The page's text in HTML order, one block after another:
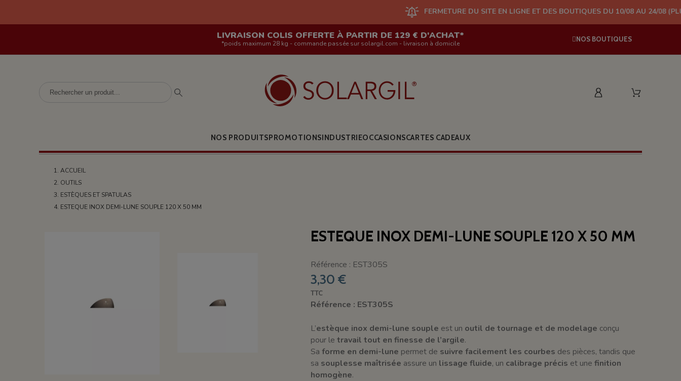
FERMETURE DU SITE EN LIGNE ET DES BOUTIQUES DU 10/08 AU 24/08 (PLUS
LIVRAISON COLIS OFFERTE À PARTIR DE 129 € D'ACHAT*
*poids maximum 28 kg - commande passée sur solargil.com - livraison à domicile
NOS BOUTIQUES
NOS PRODUITSPROMOTIONSINDUSTRIEOCCASIONSCARTES CADEAUX
ACCUEIL
OUTILS
ESTÈQUES ET SPATULAS
ESTEQUE INOX DEMI-LUNE SOUPLE 120 X 50 MM
ESTEQUE INOX DEMI-LUNE SOUPLE 120 X 50 MM
Référence : EST305S
3,30 €
TTC
Référence : EST305S
L’estèque inox demi-lune souple est un outil de tournage et de modelage conçu
pour le travail tout en finesse de l’argile.
Sa forme en demi-lune permet de suivre facilement les courbes des pièces, tandis que
sa souplesse maîtrisée assure un lissage fluide, un calibrage précis et une finition
homogène.